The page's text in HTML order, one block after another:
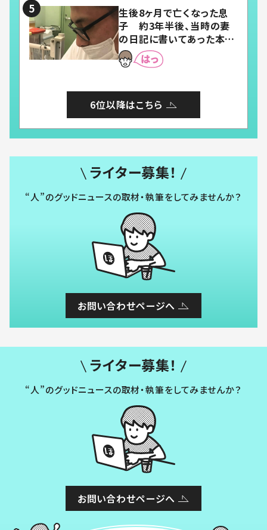
生後8ヶ月で亡くなった息
子 約3年半後、当時の妻
の日記に書いてあった本音
とは
6位以降はこちら
ライター募集！
“人”のグッドニュースの取材・執筆をしてみませんか？
お問い合わせページへ
ライター募集！
“人”のグッドニュースの取材・執筆をしてみませんか？
お問い合わせページへ